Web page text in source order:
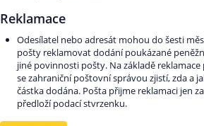
Reklamace
Odesílatel nebo adresát mohou do šesti
pošty reklamovat dodání poukázané
jiné povinnosti pošty. Na základě
se zahraniční poštovní správou zjistí, zda a
částka dodána. Pošta přijme reklamaci jen
předloží podací stvrzenku.